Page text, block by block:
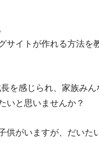
サイトが作れる方法を
を感じられ、家族み
いと思いませんか？
供がいますが、だい